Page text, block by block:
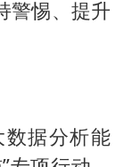
警惕、提升
据分析能